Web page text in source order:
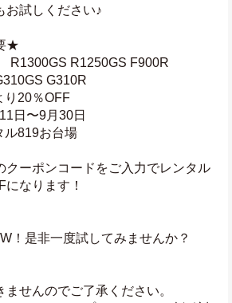
お試しください♪
★
R1300GS R1250GS F900R
G310R
り20％OFF
日〜9月30日
ル819お台場
ーポンコードをご入力でレンタル
なります！
！是非一度試してみませんか？
ませんのでご了承ください。